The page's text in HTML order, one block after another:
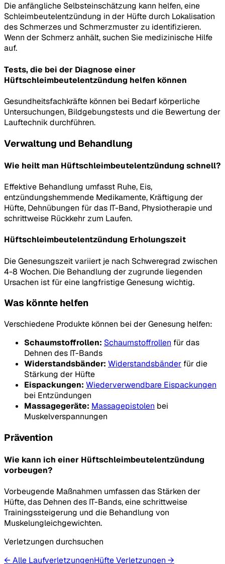
Die anfängliche Selbsteinschätzung kann helfen, eine
Schleimbeutelentzündung in der Hüfte durch Lokalisation
des Schmerzes und Schmerzmuster zu identifizieren.
Wenn der Schmerz anhält, suchen Sie medizinische Hilfe
auf.
Tests, die bei der Diagnose einer
Hüftschleimbeutelentzündung helfen können
Gesundheitsfachkräfte können bei Bedarf körperliche
Untersuchungen, Bildgebungstests und die Bewertung der
Lauftechnik durchführen.
Verwaltung und Behandlung
Wie heilt man Hüftschleimbeutelentzündung schnell?
Effektive Behandlung umfasst Ruhe, Eis,
entzündungshemmende Medikamente, Kräftigung der
Hüfte, Dehnübungen für das IT-Band, Physiotherapie und
schrittweise Rückkehr zum Laufen.
Hüftschleimbeutelentzündung Erholungszeit
Die Genesungszeit variiert je nach Schweregrad zwischen
4-8 Wochen. Die Behandlung der zugrunde liegenden
Ursachen ist für eine langfristige Genesung wichtig.
Was könnte helfen
Verschiedene Produkte können bei der Genesung helfen:
Schaumstoffrollen: Schaumstoffrollen für das
Dehnen des IT-Bands
Widerstandsbänder: Widerstandsbänder für die
Stärkung der Hüfte
Eispackungen: Wiederverwendbare Eispackungen
bei Entzündungen
Massagegeräte: Massagepistolen bei
Muskelverspannungen
Prävention
Wie kann ich einer Hüftschleimbeutelentzündung
vorbeugen?
Vorbeugende Maßnahmen umfassen das Stärken der
Hüfte, das Dehnen des IT-Bands, eine schrittweise
Trainingssteigerung und die Behandlung von
Muskelungleichgewichten.
Verletzungen durchsuchen
← Alle LaufverletzungenHüfteVerletzungen →